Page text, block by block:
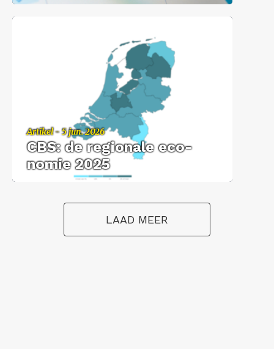
Ar­ti­kel - 5 jun. 2026
CBS: de re­gi­o­na­le eco­
no­mie 2025
LAAD MEER